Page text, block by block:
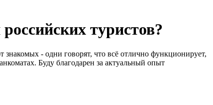
туристов?
- одни говорят, что всё отлично функционирует,
Буду благодарен за актуальный опыт